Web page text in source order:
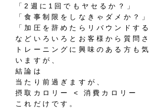
「2週に1回でもヤセるか？」
「食事制限をしなきゃダメか？」
「加圧を辞めたらリバウンドす
などいろいろとお客様から質問
トレーニングに興味のある方も
いますが、
結論は
当たり前過ぎますが、
摂取カロリー < 消費カロリー
これだけです。